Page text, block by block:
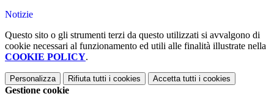
Notizie
Questo sito o gli strumenti terzi da questo utilizzati si avvalgono di
cookie necessari al funzionamento ed utili alle finalità illustrate nella
COOKIE POLICY.
Personalizza Rifiuta tutti i cookies Accetta tutti i cookies
Gestione cookie